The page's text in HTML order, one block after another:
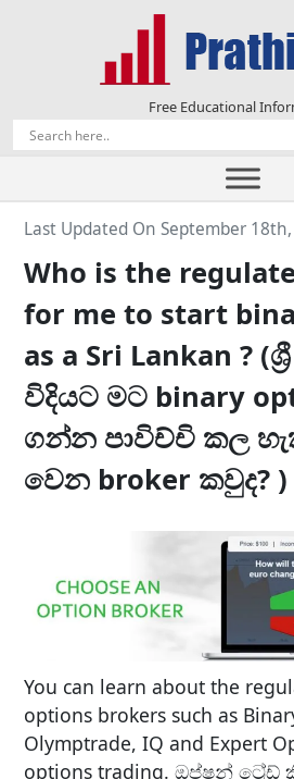
Free Educational
Last Updated On September
Who is the
for me to start
as a Sri Lankan ?
විදියට මට binary
ගන්න පාවිච්චි කල
වෙන broker කවුද? )
You can learn about the
options brokers such as
Olymptrade, IQ and Expert
options trading. ඔප්ෂන්